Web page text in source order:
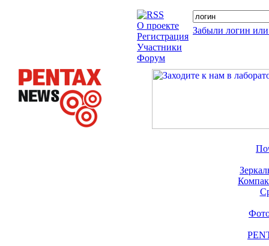
О проекте
Регистрация
Участники
Форум
Забыли логин или